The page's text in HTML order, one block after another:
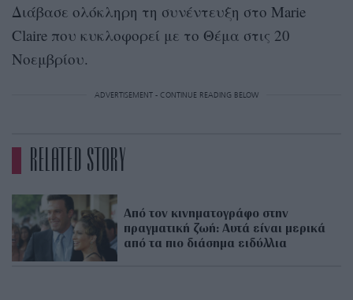
Διάβασε ολόκληρη τη συνέντευξη στο Μarie
Claire που κυκλοφορεί με το Θέμα στις 20
Νοεμβρίου.
ADVERTISEMENT - CONTINUE READING BELOW
RELATED STORY
Από τον κινηματογράφο στην
πραγματική ζωή: Αυτά είναι μερικά
από τα πιο διάσημα ειδύλλια